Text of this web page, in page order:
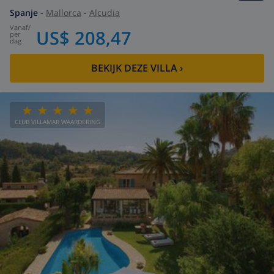
Spanje - Mallorca - Alcudia
vanaf/
per
dag US$ 208,47
BEKIJK DEZE VILLA ›
CLUB VILLAMAR WAARDERING